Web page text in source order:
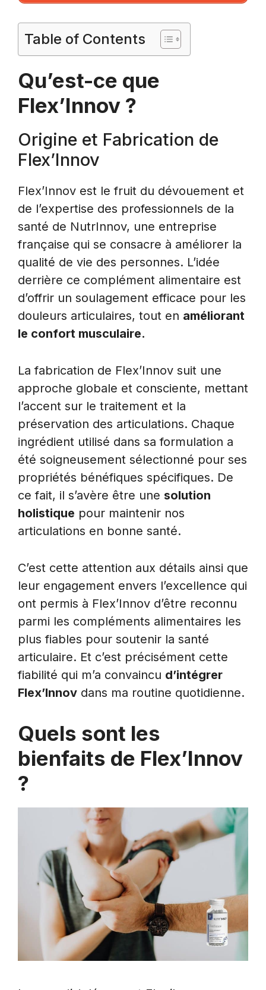
Table of Contents
Qu’est-ce que
Flex’Innov ?
Origine et Fabrication de
Flex’Innov
Flex’Innov est le fruit du dévouement et
de l’expertise des professionnels de la
santé de NutrInnov, une entreprise
française qui se consacre à améliorer la
qualité de vie des personnes. L’idée
derrière ce complément alimentaire est
d’offrir un soulagement efficace pour les
douleurs articulaires, tout en améliorant
le confort musculaire.
La fabrication de Flex’Innov suit une
approche globale et consciente, mettant
l’accent sur le traitement et la
préservation des articulations. Chaque
ingrédient utilisé dans sa formulation a
été soigneusement sélectionné pour ses
propriétés bénéfiques spécifiques. De
ce fait, il s’avère être une solution
holistique pour maintenir nos
articulations en bonne santé.
C’est cette attention aux détails ainsi que
leur engagement envers l’excellence qui
ont permis à Flex’Innov d’être reconnu
parmi les compléments alimentaires les
plus fiables pour soutenir la santé
articulaire. Et c’est précisément cette
fiabilité qui m’a convaincu d’intégrer
Flex’Innov dans ma routine quotidienne.
Quels sont les
bienfaits de Flex’Innov
?